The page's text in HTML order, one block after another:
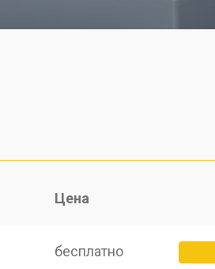
Цена
бесплатно